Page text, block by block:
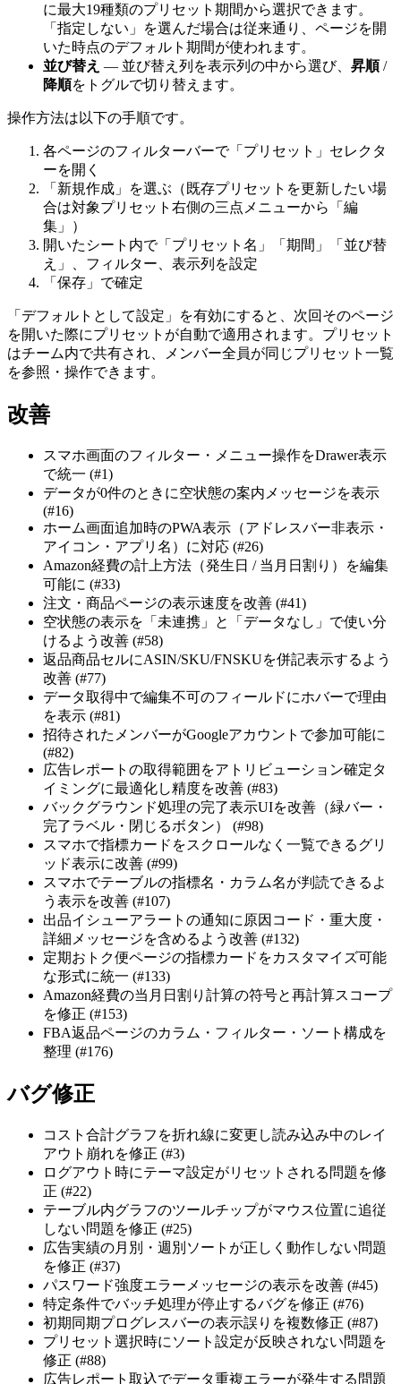
に最大19種類のプリセット期間から選択できます。
「指定しない」を選んだ場合は従来通り、ページを開
いた時点のデフォルト期間が使われます。
並び替え — 並び替え列を表示列の中から選び、 昇順/
降順をトグルで切り替えます。
操作方法は以下の手順です。
各ページのフィルターバーで「プリセット」セレクタ
ーを開く
「新規作成」を選ぶ（既存プリセットを更新したい場
合は対象プリセット右側の三点メニューから「編
集」）
開いたシート内で「プリセット名」「期間」「並び替
え」、フィルター、表示列を設定
「保存」で確定
「デフォルトとして設定」を有効にすると、次回そのページ
を開いた際にプリセットが自動で適用されます。プリセット
はチーム内で共有され、メンバー全員が同じプリセット一覧
を参照・操作できます。
改善
スマホ画面のフィルター・メニュー操作をDrawer表示
で統一 (#1)
データが0件のときに空状態の案内メッセージを表示
(#16)
ホーム画面追加時のPWA表示（アドレスバー非表示・
アイコン・アプリ名）に対応 (#26)
Amazon経費の計上方法（発生日 / 当月日割り）を編集
可能に (#33)
注文・商品ページの表示速度を改善 (#41)
空状態の表示を「未連携」と「データなし」で使い分
けるよう改善 (#58)
返品商品セルにASIN/SKU/FNSKUを併記表示するよう
改善 (#77)
データ取得中で編集不可のフィールドにホバーで理由
を表示 (#81)
招待されたメンバーがGoogleアカウントで参加可能に
(#82)
広告レポートの取得範囲をアトリビューション確定タ
イミングに最適化し精度を改善 (#83)
バックグラウンド処理の完了表示UIを改善（緑バー・
完了ラベル・閉じるボタン） (#98)
スマホで指標カードをスクロールなく一覧できるグリ
ッド表示に改善 (#99)
スマホでテーブルの指標名・カラム名が判読できるよ
う表示を改善 (#107)
出品イシューアラートの通知に原因コード・重大度・
詳細メッセージを含めるよう改善 (#132)
定期おトク便ページの指標カードをカスタマイズ可能
な形式に統一 (#133)
Amazon経費の当月日割り計算の符号と再計算スコープ
を修正 (#153)
FBA返品ページのカラム・フィルター・ソート構成を
整理 (#176)
バグ修正
コスト合計グラフを折れ線に変更し読み込み中のレイ
アウト崩れを修正 (#3)
ログアウト時にテーマ設定がリセットされる問題を修
正 (#22)
テーブル内グラフのツールチップがマウス位置に追従
しない問題を修正 (#25)
広告実績の月別・週別ソートが正しく動作しない問題
を修正 (#37)
パスワード強度エラーメッセージの表示を改善 (#45)
特定条件でバッチ処理が停止するバグを修正 (#76)
初期同期プログレスバーの表示誤りを複数修正 (#87)
プリセット選択時にソート設定が反映されない問題を
修正 (#88)
広告レポート取込でデータ重複エラーが発生する問題